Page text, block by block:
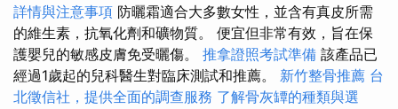
詳情與注意事項 防曬霜適合大多數女性，並含有真皮所需
的維生素，抗氧化劑和礦物質。 便宜但非常有效，旨在保
護嬰兒的敏感皮膚免受曬傷。 推拿證照考試準備 該產品已
經過1歲起的兒科醫生對臨床測試和推薦。 新竹整骨推薦 台
北徵信社，提供全面的調查服務 了解骨灰罈的種類與選